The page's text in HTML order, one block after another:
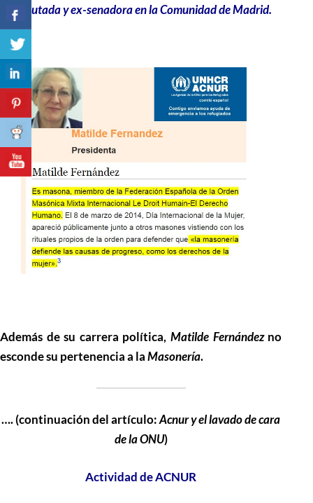
ex-diputada y ex-senadora en la Comunidad de Madrid.
Además de su carrera política, Matilde Fernándezno
esconde su pertenencia a laMasonería.
…. (continuación del artículo:Acnur y el lavado de cara
de la ONU)
Actividad de ACNUR